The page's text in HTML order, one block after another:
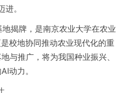
进。
揭牌，是南京农业大学在农业
校地协同推动农业现代化的重
与推广，将为我国种业振兴、
动力。